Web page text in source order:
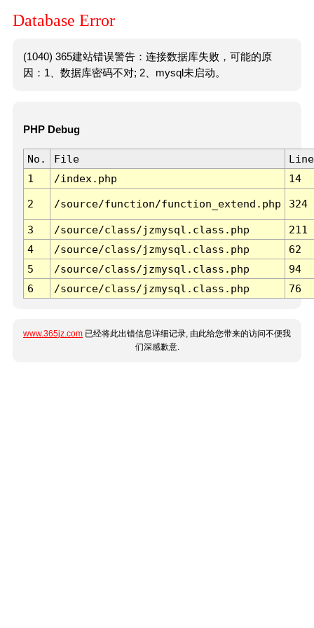
Database Error
(1040) 365建站错误警告：连接数据库失败，可能的原
因：1、数据库密码不对; 2、mysql未启动。
PHP Debug
No. File
Line
1
/index.php 14
2 /source/function/function_extend.php 324
3 /source/class/jzmysql.class.php
211
4
/source/class/jzmysql.class.php
62
5
/source/class/jzmysql.class.php
94
6
/source/class/jzmysql.class.php 76
www.365jz.com 已经将此出错信息详细记录, 由此给您带来的访问不便我
们深感歉意.